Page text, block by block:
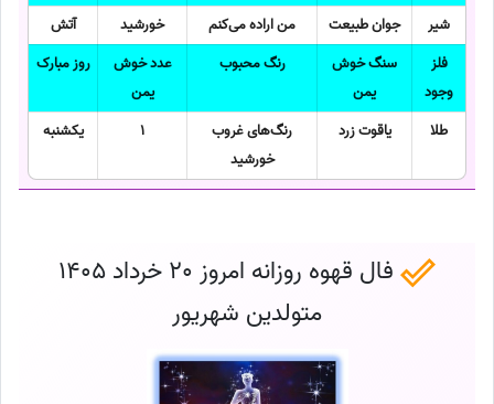
شیر
جوان طبیعت من اراده می‌کنم خورشید
آتش
فلز
وجود
سنگ خوش
یمن
رنگ محبوب
عدد خوش
یمن
روز مبارک
طلا یاقوت زرد
رنگ‌های غروب
خورشید
1 یکشنبه
فال قهوه روزانه امروز 20 خرداد 1405
متولدین شهریور